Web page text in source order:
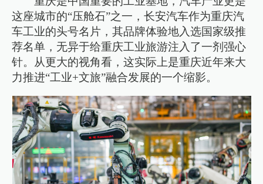
这座城市的“压舱石”之一，长安汽车作为重庆汽
车工业的头号名片，其品牌体验地入选国家级推
荐名单，无异于给重庆工业旅游注入了一剂强心
针。从更大的视角看，这实际上是重庆近年来大
力推进“工业+文旅”融合发展的一个缩影。